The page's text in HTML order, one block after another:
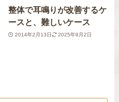
整体で耳鳴りが改善するケ
ースと、難しいケース
2014年2月13日 2025年9月2日